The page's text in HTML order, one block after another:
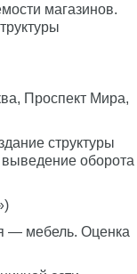
магазинов.
Проспект Мира,
структуры
выведение оборота
— мебель. Оценка